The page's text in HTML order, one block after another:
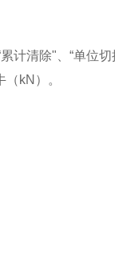
计清除"、“单位切
（ kN ）。